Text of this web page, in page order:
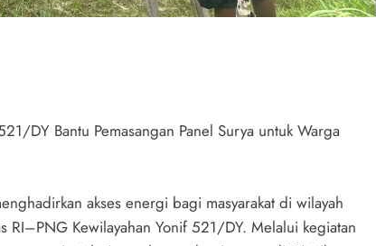
DY Bantu Pemasangan Panel Surya untuk Warga
akses energi bagi masyarakat di wilayah
RI–PNG Kewilayahan Yonif 521/DY. Melalui kegiatan